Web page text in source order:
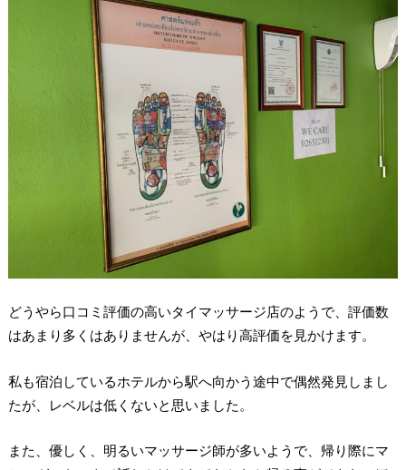
どうやら口コミ評価の高いタイマッサージ店のようで、評価数
はあまり多くはありませんが、やはり高評価を見かけます。
私も宿泊しているホテルから駅へ向かう途中で偶然発見しまし
たが、レベルは低くないと思いました。
また、優しく、明るいマッサージ師が多いようで、帰り際にマ